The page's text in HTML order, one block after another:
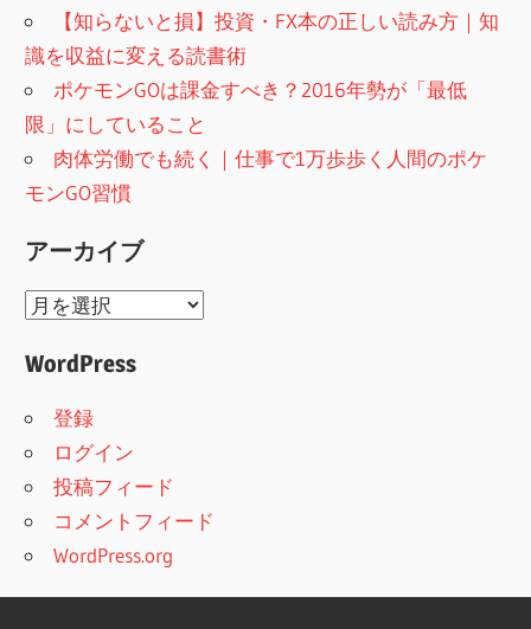
【知らないと損】投資・FX本の正しい読み方｜知
識を収益に変える読書術
ポケモンGOは課金すべき？2016年勢が「最低
限」にしていること
肉体労働でも続く｜仕事で1万歩歩く人間のポケ
モンGO習慣
アーカイブ
ア
カ
WordPress
登録
ログイン
投稿フィード
コメントフィード
WordPress.org